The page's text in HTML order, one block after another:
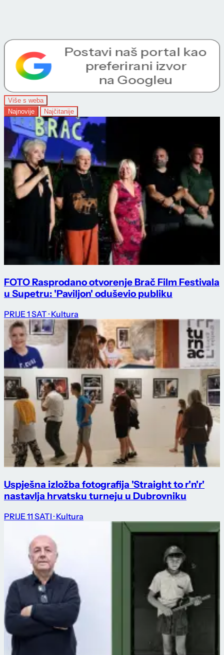
Više s weba
Najnovije
Najčitanije
FOTO Rasprodano otvorenje Brač Film Festivala
u Supetru: 'Paviljon' oduševio publiku
PRIJE 1 SAT · Kultura
Uspješna izložba fotografija 'Straight to r'n'r'
nastavlja hrvatsku turneju u Dubrovniku
PRIJE 11 SATI · Kultura